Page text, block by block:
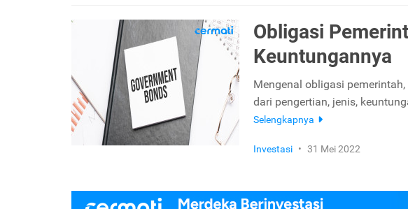
Obligasi
Keuntungannya
Mengenal obligasi
dari pengertian, jenis,
Selengkapnya
Investasi • 31 Mei 2022